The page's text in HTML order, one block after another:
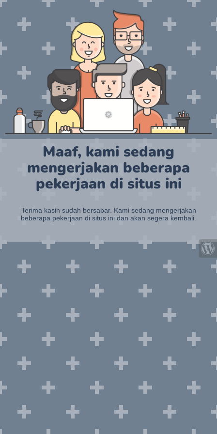
Maaf, kami sedang
mengerjakan beberapa
pekerjaan di situs ini
Terima kasih sudah bersabar. Kami sedang mengerjakan
beberapa pekerjaan di situs ini dan akan segera kembali.